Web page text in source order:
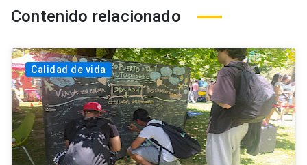
Contenido relacionado
Calidad de vida